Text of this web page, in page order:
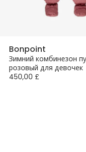
Bonpoint
Зимний комбинезон
розовый для девочек
450,00 £